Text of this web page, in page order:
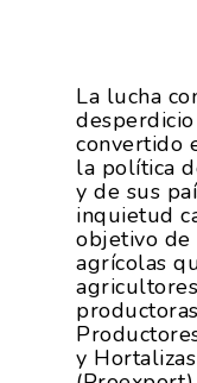
La lucha
convertido
la política
y de sus
inquietud
objetivo de
agrícolas
y